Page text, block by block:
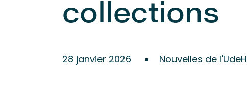
collections
28 janvier 2026 Nouvelles de l'UdeH